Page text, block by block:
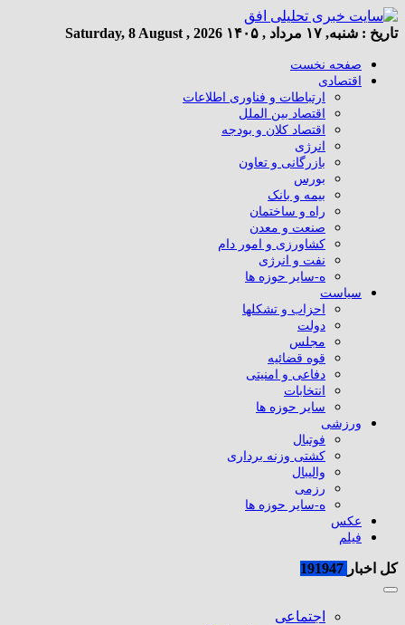
تاریخ : شنبه, ۱۷ مرداد , ۱۴۰۵ Saturday, 8 August , 2026
صفحه نخست
اقتصادی
ارتباطات و فناوری اطلاعات
اقتصاد بین الملل
اقتصاد کلان و بودجه
انرژی
بازرگانی و تعاون
بورس
بیمه و بانک
راه و ساختمان
صنعت و معدن
کشاورزی و امور دام
نفت و انرژی
ه-سایر حوزه ها
سیاست
احزاب و تشکلها
دولت
مجلس
قوه قضائیه
دفاعی و امنیتی
انتخابات
سایر حوزه ها
ورزشی
فوتبال
کشتی وزنه برداری
والیبال
رزمی
ه-سایر حوزه ها
عکس
فیلم
کل اخبار
اجتماعی